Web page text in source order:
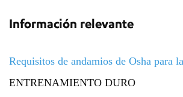
Información relevante
Requisitos de andamios de Osha para
ENTRENAMIENTO DURO